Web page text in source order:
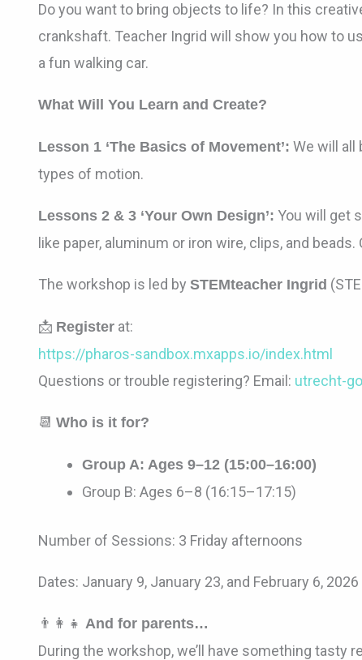
Do you want to bring objects to life? In this
crankshaft. Teacher Ingrid will show you how to
a fun walking car.
What Will You Learn and Create?
Lesson 1 ‘The Basics of Movement’: We will
types of motion.
Lessons 2 & 3 ‘Your Own Design’: You will get
like paper, aluminum or iron wire, clips, and
The workshop is led by STEMteacher Ingrid
📩 Register at:
https://pharos-sandbox.mxapps.io/index.html
Questions or trouble registering? Email: utrecht-
📆 Who is it for?
Group A: Ages 9–12 (15:00–16:00)
Group B: Ages 6–8 (16:15–17:15)
Number of Sessions: 3 Friday afternoons
Dates: January 9, January 23, and February 6, 2026
👨‍👩‍👧 And for parents…
During the workshop, we’ll have something tasty